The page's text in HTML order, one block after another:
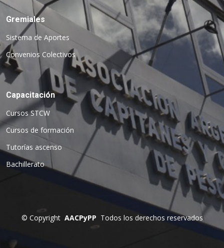
Gremiales
Sistema de Aportes
Convenios Colectivos
Capacitación
Cursos STCW
Cursos de formación
Tutorías ascenso
Bachillerato
© Copyright AACPyPP Todos los derechos reservados